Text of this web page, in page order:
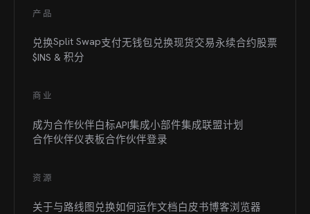
产品
兑换Split Swap支付无钱包兑换现货交易永续合约股票
$INS & 积分
商业
成为合作伙伴白标API集成小部件集成联盟计划
合作伙伴仪表板合作伙伴登录
资源
关于与路线图兑换如何运作文档白皮书博客浏览器